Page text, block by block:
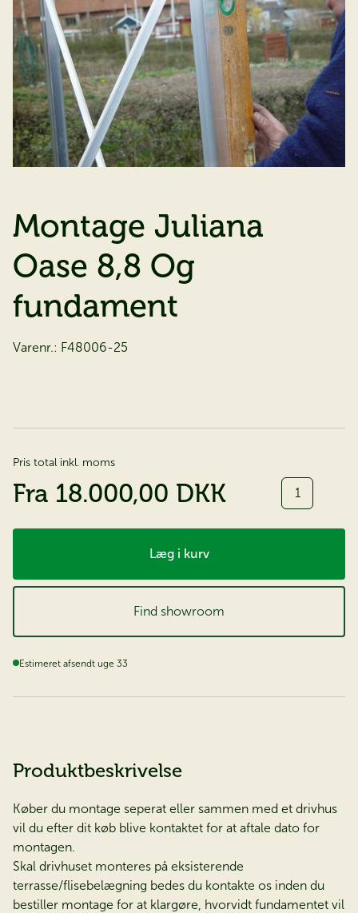
Montage Juliana
Oase 8,8 Og
fundament
Varenr.: F48006-25
Pris total inkl. moms
Fra 18.000,00 DKK Antal
Læg i kurv
Find showroom
Estimeret afsendt uge 33
Produktbeskrivelse
Køber du montage seperat eller sammen med et drivhus
vil du efter dit køb blive kontaktet for at aftale dato for
montagen.
Skal drivhuset monteres på eksisterende
terrasse/flisebelægning bedes du kontakte os inden du
bestiller montage for at klargøre, hvorvidt fundamentet vil